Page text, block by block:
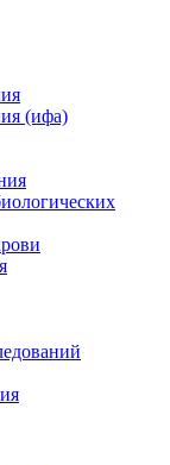
(ифа)